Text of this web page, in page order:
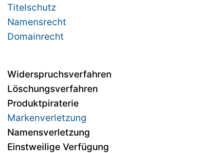
Titelschutz
Namensrecht
Domainrecht
Widerspruchsverfahren
Löschungsverfahren
Produktpiraterie
Markenverletzung
Namensverletzung
Einstweilige Verfügung